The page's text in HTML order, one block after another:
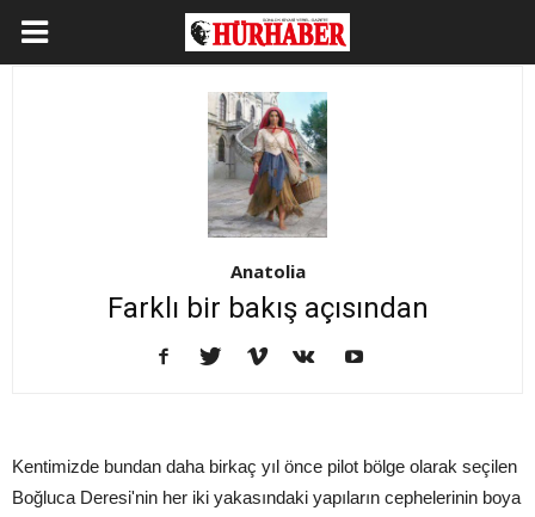
Anatolia
Farklı bir bakış açısından
Kentimizde bundan daha birkaç yıl önce pilot bölge olarak seçilen
Boğluca Deresi'nin her iki yakasındaki yapıların cephelerinin boya